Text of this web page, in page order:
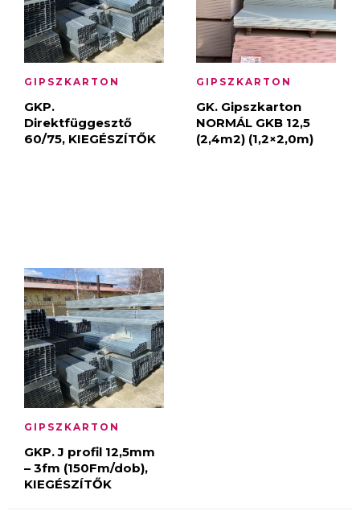
GIPSZKARTON
GKP.
Direktfüggesztő
60/75, KIEGÉSZÍTŐK
GIPSZKARTON
GK. Gipszkarton
NORMÁL GKB 12,5
(2,4m2) (1,2×2,0m)
GIPSZKARTON
GKP. J profil 12,5mm
– 3fm (150Fm/dob),
KIEGÉSZÍTŐK